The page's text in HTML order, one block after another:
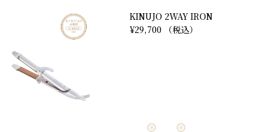
KINUJO 2WAY IRON
¥29,700 （税込）